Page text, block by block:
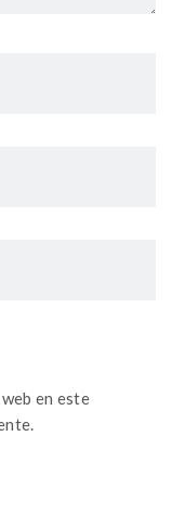
en este